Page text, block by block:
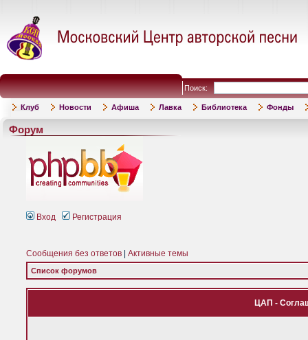
Поиск:
Клуб Новости Афиша Лавка Библиотека Фонды
Форум
Вход Регистрация
Сообщения без ответов Активные темы
Список форумов
ЦАП -